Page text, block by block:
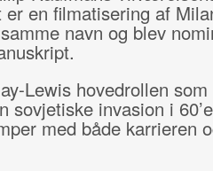
en filmatisering af
navn og blev
Lewis hovedrollen
sovjetiske invasion i
med både karrieren